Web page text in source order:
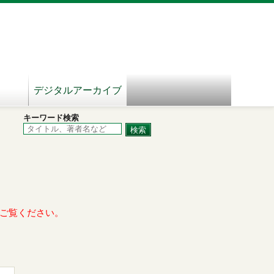
デジタルアーカイブ
キーワード検索
覧ください。